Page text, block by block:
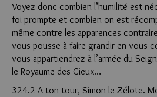
Voyez donc combien l’humilité est
foi prompte et combien on est
même contre les apparences
vous pousse à faire grandir en vous
vous appartiendrez à l’armée du
le Royaume des Cieux…
324.2 A ton tour, Simon le Zélote.